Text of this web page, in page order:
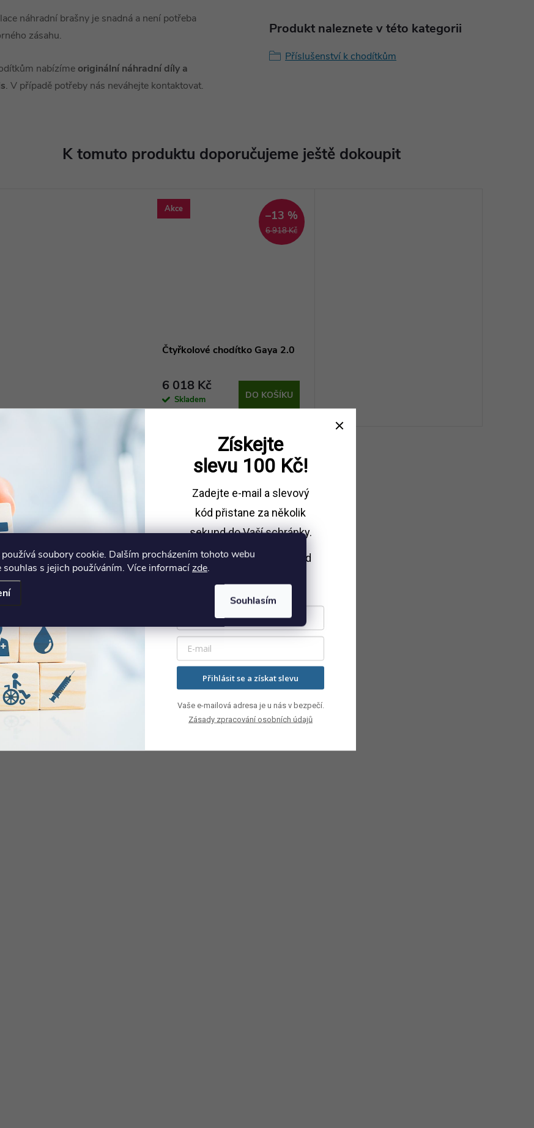
soubory cookie. Dalším procházením tohoto webu
souhlas s jejich používáním. Více informacízde.
Souhlasím
náhradní brašny je snadná a není potřeba
zásahu.
nabízíme originální náhradní díly a
. V případě potřeby nás neváhejte kontaktovat.
Produkt naleznete v této kategorii
Příslušenství k chodítkům
K tomuto produktu doporučujeme ještě dokoupit
Akce
6 918 Kč
–13 %
Čtyřkolové chodítko Gaya 2.0
6 018 Kč
Skladem DO KOŠÍKU
Získejte
slevu 100 Kč!
Zadejte e-mail a slevový
kód přistane za několik
sekund do Vaší schránky.
Sleva platí při nákupu
nad
Přihlásit se a získat slevu
Vaše e-mailová adresa je u nás v bezpečí.
Zásady zpracování osobních údajů